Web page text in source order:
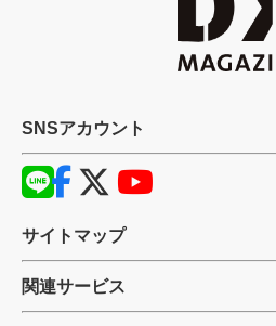
SNSアカウント
サイトマップ
関連サービス